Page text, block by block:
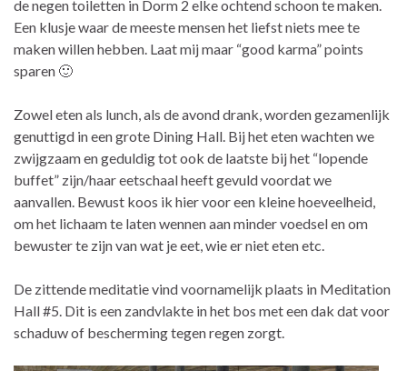
de negen toiletten in Dorm 2 elke ochtend schoon te maken.
Een klusje waar de meeste mensen het liefst niets mee te
maken willen hebben. Laat mij maar “good karma” points
sparen 🙂
Zowel eten als lunch, als de avond drank, worden gezamenlijk
genuttigd in een grote Dining Hall. Bij het eten wachten we
zwijgzaam en geduldig tot ook de laatste bij het “lopende
buffet” zijn/haar eetschaal heeft gevuld voordat we
aanvallen. Bewust koos ik hier voor een kleine hoeveelheid,
om het lichaam te laten wennen aan minder voedsel en om
bewuster te zijn van wat je eet, wie er niet eten etc.
De zittende meditatie vind voornamelijk plaats in Meditation
Hall #5. Dit is een zandvlakte in het bos met een dak dat voor
schaduw of bescherming tegen regen zorgt.